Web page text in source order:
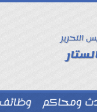
التحرير
ومحاكم وظائف